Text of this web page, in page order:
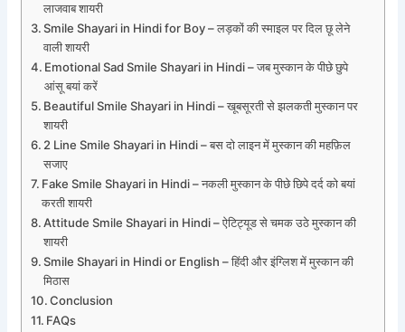
लाजवाब शायरी
Smile Shayari in Hindi for Boy – लड़कों की स्माइल पर दिल छू लेने
वाली शायरी
Emotional Sad Smile Shayari in Hindi – जब मुस्कान के पीछे छुपे
आंसू बयां करें
Beautiful Smile Shayari in Hindi – खूबसूरती से झलकती मुस्कान पर
शायरी
2 Line Smile Shayari in Hindi – बस दो लाइन में मुस्कान की महफ़िल
सजाए
Fake Smile Shayari in Hindi – नकली मुस्कान के पीछे छिपे दर्द को बयां
करती शायरी
Attitude Smile Shayari in Hindi – ऐटिट्यूड से चमक उठे मुस्कान की
शायरी
Smile Shayari in Hindi or English – हिंदी और इंग्लिश में मुस्कान की
मिठास
Conclusion
FAQs